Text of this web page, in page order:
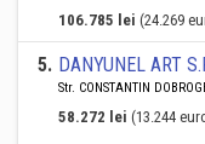
106.785 lei (24.269
5. DANYUNEL ART
Str. CONSTANTIN
58.272 lei (13.244